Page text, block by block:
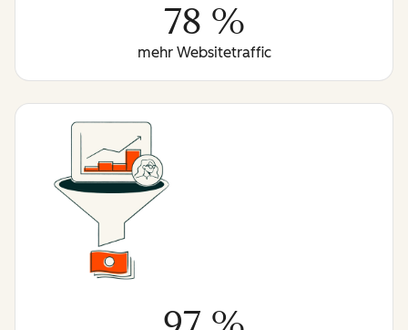
78 %
mehr Websitetraffic